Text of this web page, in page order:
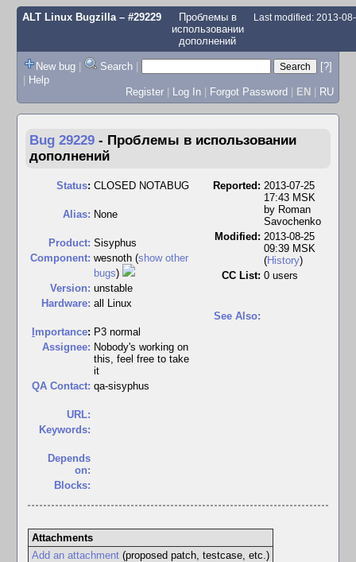
ALT Linux Bugzilla– #29229
Проблемы в
использовании
дополнений
Last modified: 2013-
New bug | Search |
[?]
| Help
Register | Log In | Forgot Password | EN | RU
Bug 29229 - Проблемы в использовании
дополнений
Status: CLOSED NOTABUG
Alias: None
Product: Sisyphus
Component: wesnoth (show other
bugs)
Version: unstable
Hardware: all Linux
mportance: P3 normal
Assignee: Nobody's working on
this, feel free to take
it
QA Contact: qa-sisyphus
URL:
Keywords:
Depends
on:
Blocks:
Reported: 2013-07-25
17:43 MSK
by Roman
Savochenko
Modified: 2013-08-25
09:39 MSK
(History)
CC List: 0 users
See Also:
Attachments
Add an attachment(proposed patch, testcase, etc.)